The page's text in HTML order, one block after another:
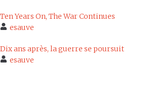
Ten Years On, The War Continues
esauve
Dix ans après, la guerre se poursuit
esauve